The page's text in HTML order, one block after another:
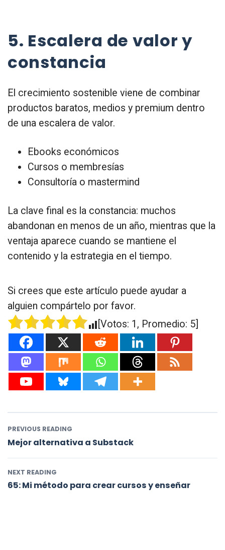
5. Escalera de valor y
constancia
El crecimiento sostenible viene de combinar
productos baratos, medios y premium dentro
de una escalera de valor.
Ebooks económicos
Cursos o membresías
Consultoría o mastermind
La clave final es la constancia: muchos
abandonan en menos de un año, mientras que la
ventaja aparece cuando se mantiene el
contenido y la estrategia en el tiempo.
Si crees que este artículo puede ayudar a
alguien compártelo por favor.
[Votos: 1 , Promedio: 5
PREVIOUS READING
Mejor alternativa a Substack
NEXT READING
65: Mi método para crear cursos y enseñar